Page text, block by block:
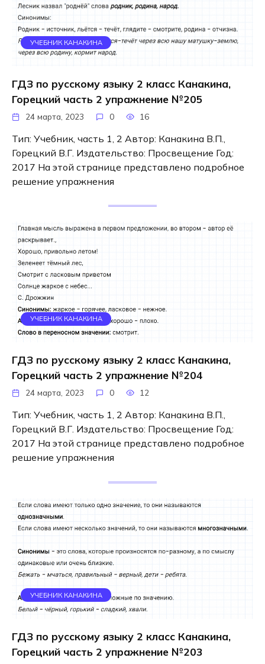
УЧЕБНИК КАНАКИНА
ГДЗ по русскому языку 2 класс Канакина,
Горецкий часть 2 упражнение №205
24 марта, 2023 0 16
Тип: Учебник, часть 1, 2 Автор: Канакина В.П.,
Горецкий В.Г. Издательство: Просвещение Год:
2017 На этой странице представлено подробное
решение упражнения
УЧЕБНИК КАНАКИНА
ГДЗ по русскому языку 2 класс Канакина,
Горецкий часть 2 упражнение №204
24 марта, 2023 0 12
Тип: Учебник, часть 1, 2 Автор: Канакина В.П.,
Горецкий В.Г. Издательство: Просвещение Год:
2017 На этой странице представлено подробное
решение упражнения
УЧЕБНИК КАНАКИНА
ГДЗ по русскому языку 2 класс Канакина,
Горецкий часть 2 упражнение №203